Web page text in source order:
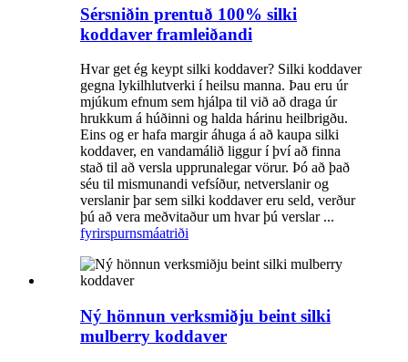
Sérsniðin prentuð 100% silki
koddaver framleiðandi
Hvar get ég keypt silki koddaver? Silki koddaver
gegna lykilhlutverki í heilsu manna. Þau eru úr
mjúkum efnum sem hjálpa til við að draga úr
hrukkum á húðinni og halda hárinu heilbrigðu.
Eins og er hafa margir áhuga á að kaupa silki
koddaver, en vandamálið liggur í því að finna
stað til að versla upprunalegar vörur. Þó að það
séu til mismunandi vefsíður, netverslanir og
verslanir þar sem silki koddaver eru seld, verður
þú að vera meðvitaður um hvar þú verslar ...
fyrirspurnsmáatriði
Ný hönnun verksmiðju beint silki
mulberry koddaver